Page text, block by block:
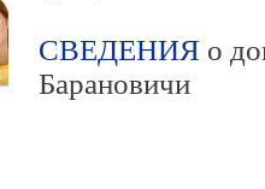
СВЕДЕНИЯ о
Барановичи